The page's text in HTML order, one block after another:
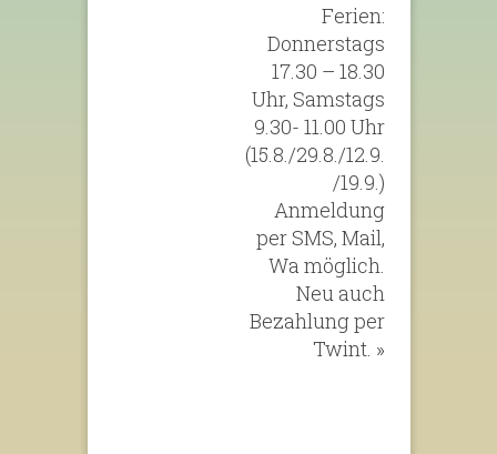
Ferien:
Donnerstags
17.30 – 18.30
Uhr, Samstags
9.30- 11.00 Uhr
(15.8./29.8./12.9.
/19.9.)
Anmeldung
per SMS, Mail,
Wa möglich.
Neu auch
Bezahlung per
Twint. »